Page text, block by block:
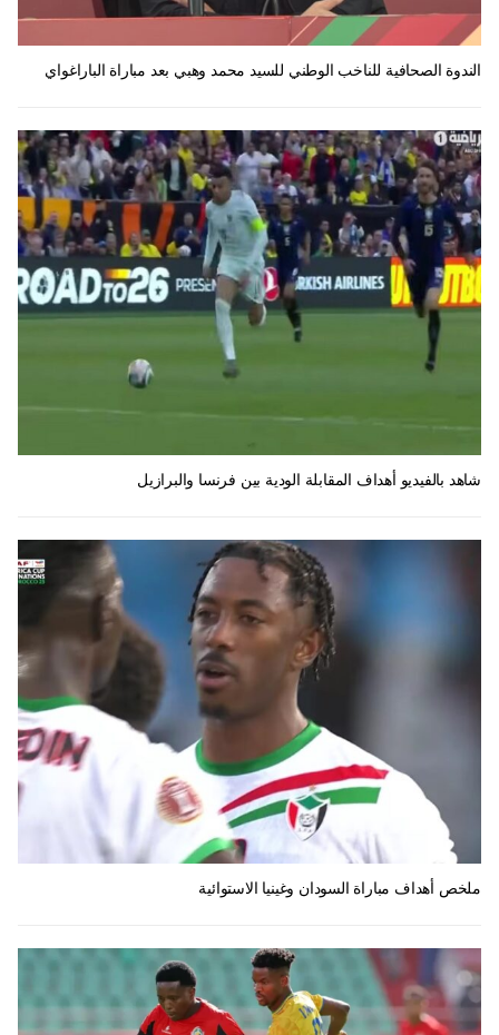
الندوة الصحافية للناخب الوطني للسيد محمد وهبي بعد مباراة الباراغواي
شاهد بالفيديو أهداف المقابلة الودية بين فرنسا والبرازيل
ملخص أهداف مباراة السودان وغينيا الاستوائية